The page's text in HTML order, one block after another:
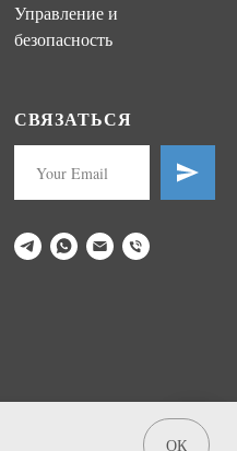
ОК
Управление и
безопасность
СВЯЗАТЬСЯ